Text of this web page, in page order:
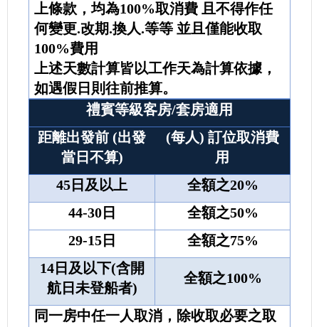
上條款，均為100%取消費 且不得作任
何變更.改期.換人.等等 並且僅能收取
100%費用
上述天數計算皆以工作天為計算依據，
如遇假日則往前推算。
禮賓等級客房/套房適用
距離出發前 (出發
當日不算)
(每人) 訂位取消費
用
45 日及以上
全額之20%
44-30日
全額之50%
29-15日
全額之75%
14日及以下(含開
航日未登船者)
全額之100%
同一房中任一人取消，除收取必要之取